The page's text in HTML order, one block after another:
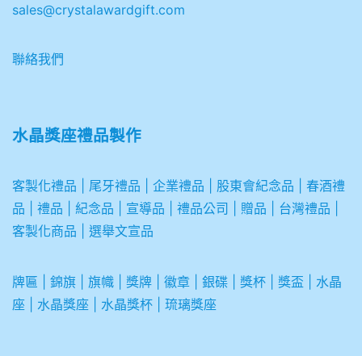
sales@crystalawardgift.com
聯絡我們
水晶獎座禮品製作
客製化禮品 尾牙禮品 企業禮品 股東會紀念品
春酒禮
品
禮品 紀念品 宣導品 禮品公司 贈品 台灣禮品
客製化商品
選舉文宣品
牌匾 錦旗 旗幟 獎牌 徽章 銀碟 獎杯 獎盃
水晶
座
水晶獎座 水晶獎杯 琉璃獎座